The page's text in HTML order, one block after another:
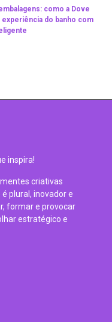
como a Dove
do banho com
inspira!
criativas
plural, inovador e
formar e provocar
estratégico e